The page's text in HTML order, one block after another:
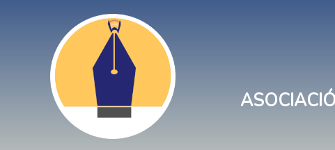
User
account
menu